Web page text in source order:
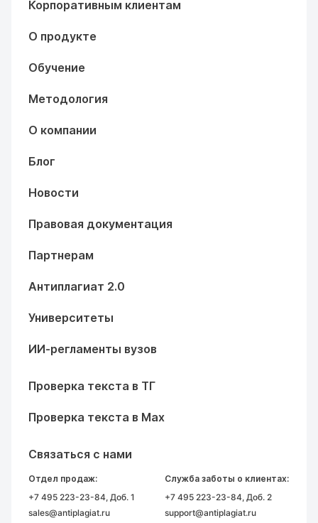
Корпоративным клиентам
О продукте
Обучение
Методология
О компании
Блог
Новости
Правовая документация
Партнерам
Антиплагиат 2.0
Университеты
ИИ-регламенты вузов
Проверка текста в ТГ
Проверка текста в Max
Связаться с нами
Отдел продаж:
+7 495 223-23-84, Доб. 1
sales@antiplagiat.ru
Служба заботы о клиентах:
+7 495 223-23-84, Доб. 2
support@antiplagiat.ru